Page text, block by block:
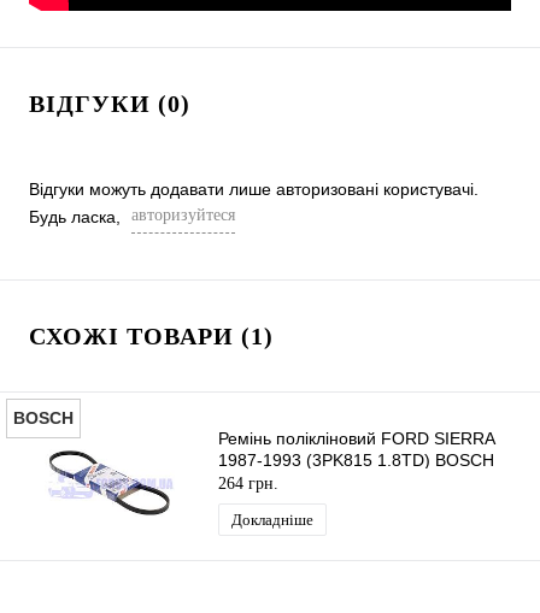
ВІДГУКИ (0)
Відгуки можуть додавати лише авторизовані користувачі.
Будь ласка,
авторизуйтеся
СХОЖІ ТОВАРИ (1)
BOSCH
Ремінь полікліновий FORD SIERRA
1987-1993 (3PK815 1.8TD) BOSCH
264 грн.
Докладніше